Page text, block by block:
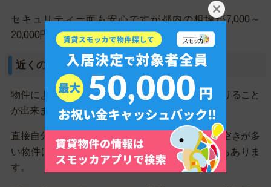
セキュリティー面も安心ですが都内の相場が7,000～
20,000円とやや高いです。
近くの賃貸マンションの駐輪場だけ借りる
物件によっては賃貸マンションの駐輪場だけを借りること
が出来ます。
直接自分で交渉する必要がありますが、駐車場の空きが多
い物件は募集の看板や張り紙を出している場合もありま
す。